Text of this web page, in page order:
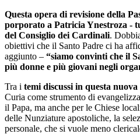
Questa opera di revisione della
porporato a Patricia Ynestroza -
del Consiglio dei Cardinali.
obiettivi che il Santo Padre ci ha
aggiunto – “siamo convinti che il
più donne e più giovani negli
Tra i temi discussi in questa
Curia come strumento di
il Papa, ma anche per le Chiese
delle Nunziature apostoliche, la
personale, che si vuole meno